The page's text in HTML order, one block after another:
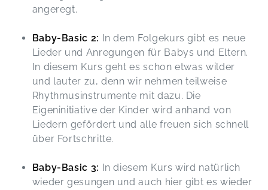
angeregt.
Baby-Basic 2:
In dem Folgekurs gibt es neue
Lieder und Anregungen für Babys und Eltern.
In diesem Kurs geht es schon etwas wilder
und lauter zu, denn wir nehmen teilweise
Rhythmusinstrumente mit dazu. Die
Eigeninitiative der Kinder wird anhand von
Liedern gefördert und alle freuen sich schnell
über Fortschritte.
Baby-Basic 3:
In diesem Kurs wird natürlich
wieder gesungen und auch hier gibt es wieder